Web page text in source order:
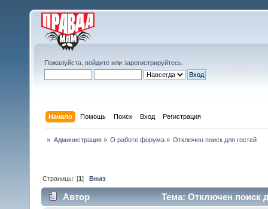
Пожалуйста, войдите или зарегистрируйтесь
Начало Помощь Поиск Вход Регистрация
» Администрация» О работе форума» Отключен поиск для гостей
Страницы: [1]Вниз
Автор Тема: Отключен поиск